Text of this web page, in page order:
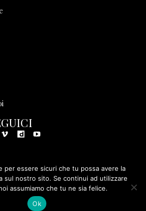
in Rete Srl - Tutti i diritti riservati - P.
IVA 08570971005
per essere sicuri che tu possa avere la
sul nostro sito. Se continui ad utilizzare
assumiamo che tu ne sia felice.
Ok